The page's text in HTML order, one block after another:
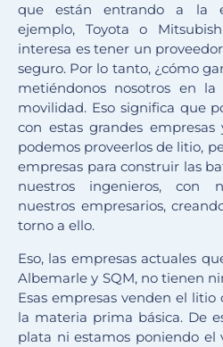
que están entrando a la
ejemplo, Toyota o
interesa es tener un
seguro. Por lo tanto, ¿cómo
metiéndonos nosotros en
movilidad. Eso significa que
con estas grandes
podemos proveerlos de litio,
empresas para construir las
nuestros ingenieros, con
nuestros empresarios,
torno a ello.
Eso, las empresas actuales
Albemarle y SQM, no tienen
Esas empresas venden el
la materia prima básica. De
plata ni estamos poniendo el